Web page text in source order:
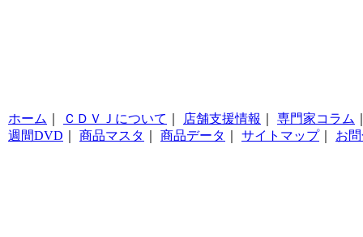
ホーム ＣＤＶＪについて 店舗支援情報 専門家コラム
週間DVD
商品マスタ 商品データ サイトマップ｜ お